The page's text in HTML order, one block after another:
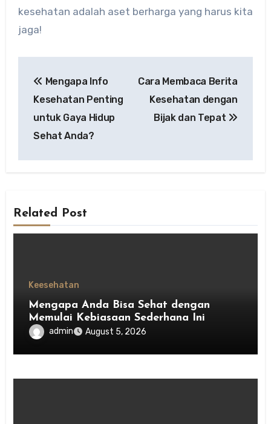
kesehatan adalah aset berharga yang harus kita
jaga!
navigation
Mengapa Info
Kesehatan Penting
untuk Gaya Hidup
Sehat Anda?
Cara Membaca Berita
Kesehatan dengan
Bijak dan Tepat
Related Post
Keesehatan
Mengapa Anda Bisa Sehat dengan
Memulai Kebiasaan Sederhana Ini
admin August 5, 2026